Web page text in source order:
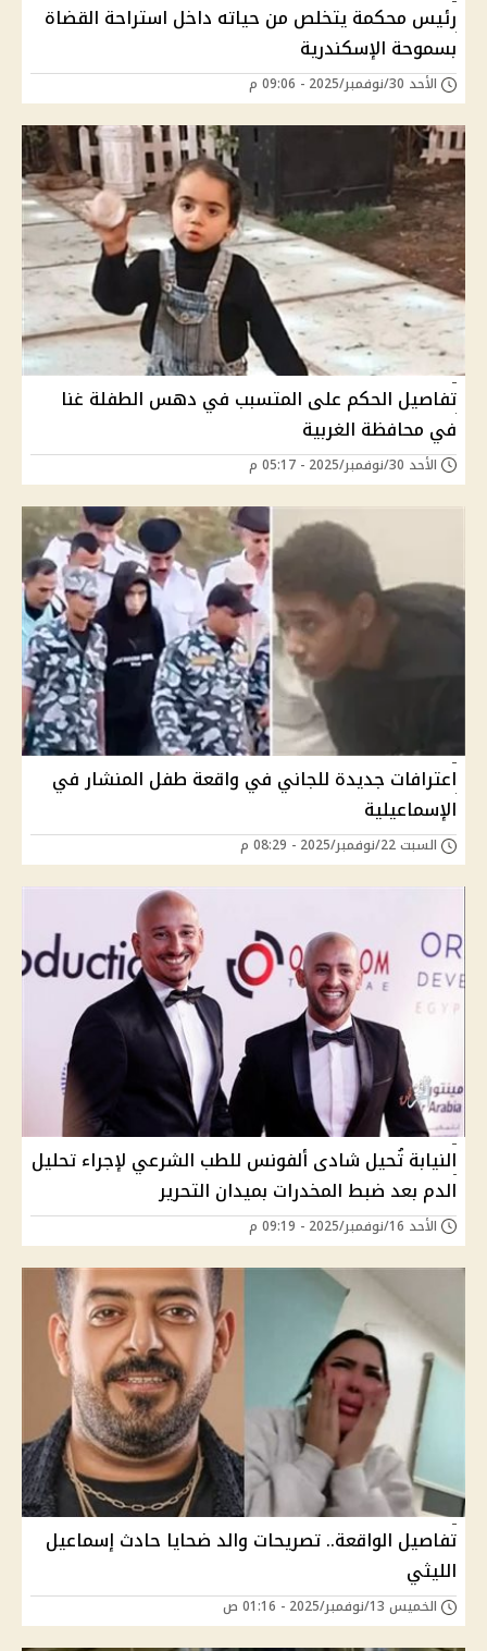
رئيس محكمة يتخلص من حياته داخل استراحة القضاة
بسموحة الإسكندرية
الأحد 30/نوفمبر/2025 - 09:06 م
تفاصيل الحكم على المتسبب في دهس الطفلة غنا
في محافظة الغربية
الأحد 30/نوفمبر/2025 - 05:17 م
اعترافات جديدة للجاني في واقعة طفل المنشار في
الإسماعيلية
السبت 22/نوفمبر/2025 - 08:29 م
النيابة تُحيل شادى ألفونس للطب الشرعي لإجراء تحليل
الدم بعد ضبط المخدرات بميدان التحرير
الأحد 16/نوفمبر/2025 - 09:19 م
تفاصيل الواقعة.. تصريحات والد ضحايا حادث إسماعيل
الليثي
الخميس 13/نوفمبر/2025 - 01:16 ص